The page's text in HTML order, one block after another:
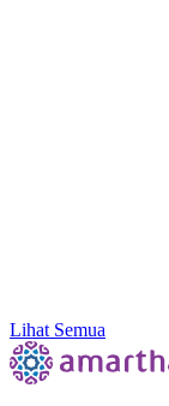
Dipakai di
Lihat Semua